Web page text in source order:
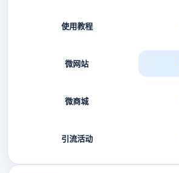
使用教程
微网站
微商城
引流活动